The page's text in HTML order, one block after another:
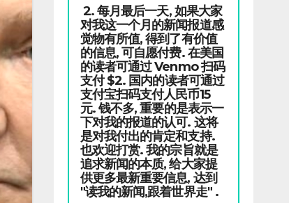
2. 每月最后一天, 如果大家
对我这一个月的新闻报道感
觉物有所值, 得到了有价值
的信息, 可自愿付费. 在美国
的读者可通过 Venmo 扫码
支付 $2. 国内的读者可通过
支付宝扫码支付人民币15
元. 钱不多, 重要的是表示一
下对我的报道的认可. 这将
是对我付出的肯定和支持.
也欢迎打赏. 我的宗旨就是
追求新闻的本质, 给大家提
供更多最新重要信息, 达到
"读我的新闻,跟着世界走" .